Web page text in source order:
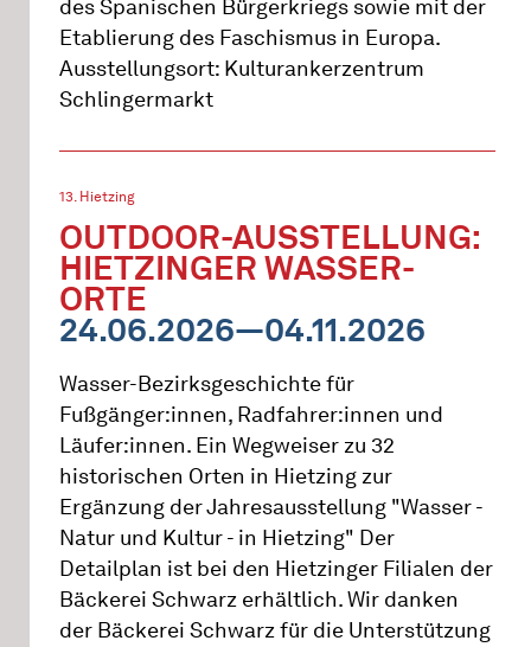
des Spanischen Bürgerkriegs sowie mit der
Etablierung des Faschismus in Europa.
Ausstellungsort: Kulturankerzentrum
Schlingermarkt
13. Hietzing
OUTDOOR-AUSSTELLUNG:
HIETZINGER WASSER-
ORTE
24.06.2026—04.11.2026
Wasser-Bezirksgeschichte für
Fußgänger:innen, Radfahrer:innen und
Läufer:innen. Ein Wegweiser zu 32
historischen Orten in Hietzing zur
Ergänzung der Jahresausstellung "Wasser -
Natur und Kultur - in Hietzing" Der
Detailplan ist bei den Hietzinger Filialen der
Bäckerei Schwarz erhältlich. Wir danken
der Bäckerei Schwarz für die Unterstützung